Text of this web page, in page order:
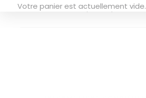
Votre panier est actuellement vide.
Conditionnement par 25 pièces